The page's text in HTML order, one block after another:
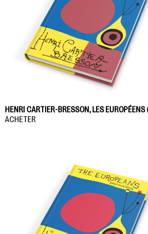
HENRI CARTIER-BRESSON, LES
ACHETER